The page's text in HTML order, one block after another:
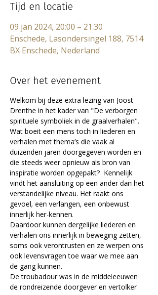
Tijd en locatie
09 jan 2024, 20:00 – 21:30
Enschede, Lasondersingel 188, 7514
BX Enschede, Nederland
Over het evenement
Welkom bij deze extra lezing van Joost
Drenthe in het kader van "De verborgen
spirituele symboliek in de graalverhalen".
Wat boeit een mens toch in liederen en
verhalen met thema’s die vaak al
duizenden jaren doorgegeven worden en
die steeds weer opnieuw als bron van
inspiratie worden opgepakt?  Kennelijk
vindt het aansluiting op een ander dan het
verstandelijke niveau. Het raakt ons
gevoel, een verlangen, een onbewust
innerlijk her-kennen.
Daardoor kunnen dergelijke liederen en
verhalen ons innerlijk in beweging zetten,
soms ook verontrusten en ze werpen ons
ook levensvragen toe waar we mee aan
de gang kunnen.
De troubadour was in de middeleeuwen
de rondreizende doorgever en vertolker